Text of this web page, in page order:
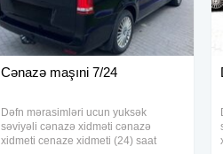
Cənazə maşıni 7/24
Dəfn mərasimləri ucun yuksək
səviyəli cənazə xidməti cənazə
xidmeti cenaze xidmeti (24) saat